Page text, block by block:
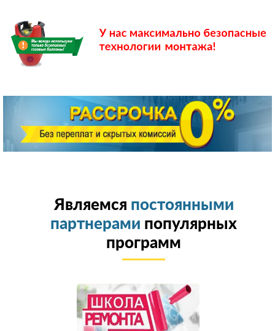
Являемся постоянными
партнерами популярных
программ